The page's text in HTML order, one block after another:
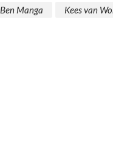
Ben Manga Kees van